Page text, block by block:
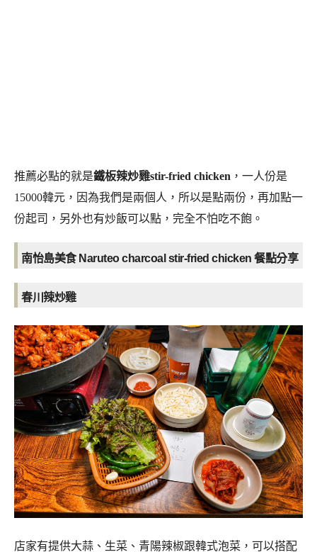
推薦必點的就是鐵板辣炒雞stir-fried chicken ，一人份是
15000韓元，因為我們是兩個人，所以是點兩份，再加點一
份起司，另外也有炒飯可以點，完全不怕吃不飽。
南怡島美食 Naruteo charcoal stir-fried chicken 餐點分享
春川辣炒雞
店家有提供大蒜、生菜、青陽辣椒跟韓式泡菜，可以搭配